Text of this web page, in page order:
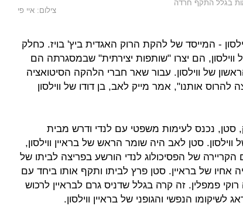
בגלל התקף חרדה
צילום: איי פי
- המייסד של להקת הרוק האגדית ביץ' בויז. כחלק
הם יצרו "שותפות יצירתית" שבמסגרתה הם
של ווילסון. עבור שאר חברי הלהקה הסיטואציה
להרוס אותנו", אמר מייק לאב, בן דודו של ווילסון
סטן, נכנס לעימות משפטי עם לנדי ודרש מבית
סטן לאב היה שומר הראש של בראיין ווילסון,
הקריירה של הפסיכולוג לנדי הורשע בפריצה לביתו של
אחיו של בראיין. סטן פרץ לביתו ותקף אותו ביחד עם
פמפלין. זה קרה בגלל שדניס גרם לבראיין לרכוש